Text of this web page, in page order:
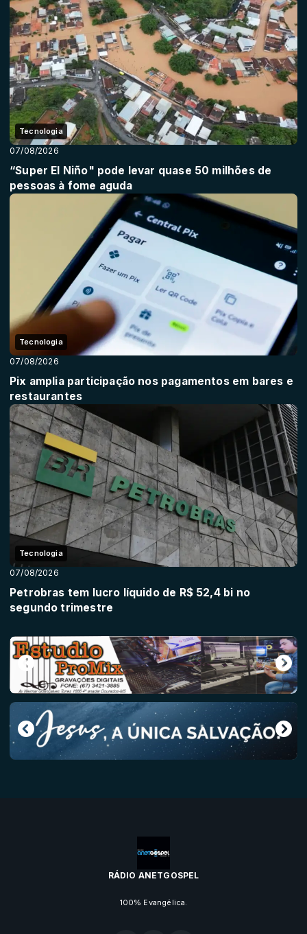
Tecnologia
07/08/2026
“Super El Niño" pode levar quase 50 milhões de
pessoas à fome aguda
Tecnologia
07/08/2026
Pix amplia participação nos pagamentos em bares e
restaurantes
Tecnologia
07/08/2026
Petrobras tem lucro líquido de R$ 52,4 bi no
segundo trimestre
RÁDIO ANETGOSPEL
100% Evangélica.